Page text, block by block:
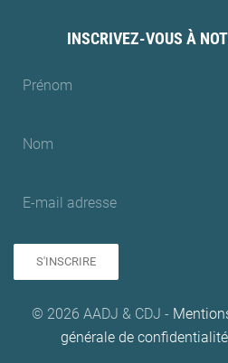
INSCRIVEZ-VOUS À
S'INSCRIRE
© 2026 AADJ & CDJ -
générale de confidentialité